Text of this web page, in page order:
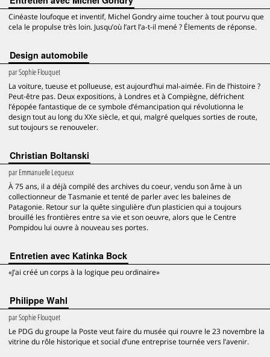
Cinéaste loufoque et inventif, Michel Gondry aime toucher à tout pourvu que
cela le propulse très loin. Jusqu’où l’art l’a-t-il mené ? Élements de réponse.
Design automobile
parSophie Flouquet
La voiture, tueuse et pollueuse, est aujourd’hui mal-aimée. Fin de l’histoire ?
Peut-être pas. Deux expositions, à Londres et à Compiègne, défrichent
l’épopée fantastique de ce symbole d’émancipation qui révolutionna le
design tout au long du XXe siècle, et qui, malgré quelques sorties de route,
sut toujours se renouveler.
Christian Boltanski
parEmmanuelle Lequeux
À 75 ans, il a déjà compilé des archives du coeur, vendu son âme à un
collectionneur de Tasmanie et tenté de parler avec les baleines de
Patagonie. Retour sur la quête singulière d’un plasticien qui a toujours
brouillé les frontières entre sa vie et son oeuvre, alors que le Centre
Pompidou lui ouvre à nouveau ses portes.
Entretien avec Katinka Bock
«J’ai créé un corps à la logique peu ordinaire»
Philippe Wahl
parSophie Flouquet
Le PDG du groupe la Poste veut faire du musée qui rouvre le 23 novembre la
vitrine du rôle historique et social d’une entreprise tournée vers l’avenir.